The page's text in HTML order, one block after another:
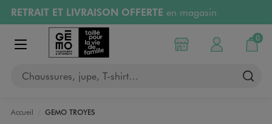
Aller au contenu principal
Aller à la navigation
RETRAIT ET LIVRAISON OFFERTE en magasin
Retours OFFERTSpendant 30 jours
PAYEZ EN 3x SANS FRAIS
RÉSERVATION GRATUITE
Afficher le menu
Chaussures, jupe, T-shirt…
Choisir mon magasin
Mon compte
0
Mon
Accueil GEMO TROYES